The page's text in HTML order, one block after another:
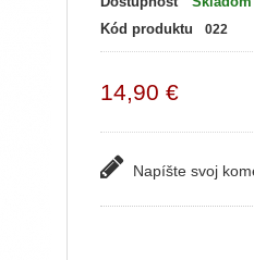
Kód produktu
022
14,90 €
Napíšte svoj